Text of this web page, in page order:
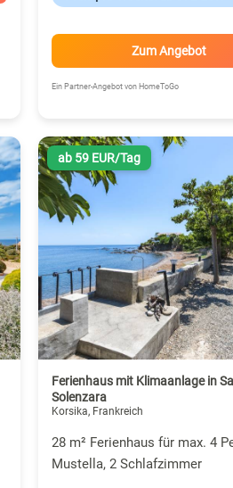
Zum Angebot
Ein Partner-Angebot von HomeToGo
ab 59 EUR/Tag
Ferienhaus mit Klimaanlage in
Solenzara
Korsika, Frankreich
28 m² Ferienhaus für max. 4
Mustella, 2 Schlafzimmer